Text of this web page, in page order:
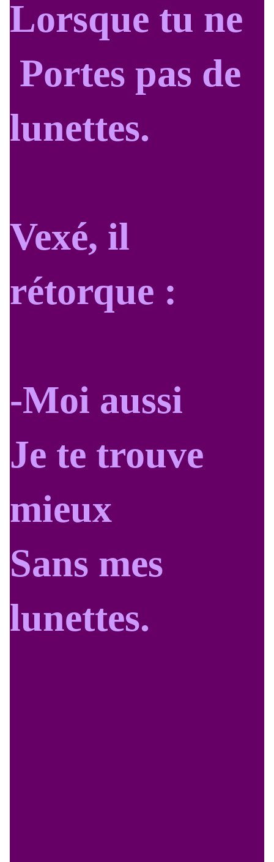
Lorsque tu ne
Portes pas de
lunettes.
Vexé, il
rétorque :
-Moi aussi
Je te trouve
mieux
Sans mes
lunettes.